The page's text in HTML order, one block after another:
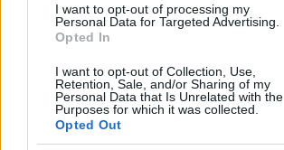
I want to opt-out of processing my
Personal Data for Targeted Advertising.
Opted In
I want to opt-out of Collection, Use,
Retention, Sale, and/or Sharing of my
Personal Data that Is Unrelated with the
Purposes for which it was collected.
Opted Out